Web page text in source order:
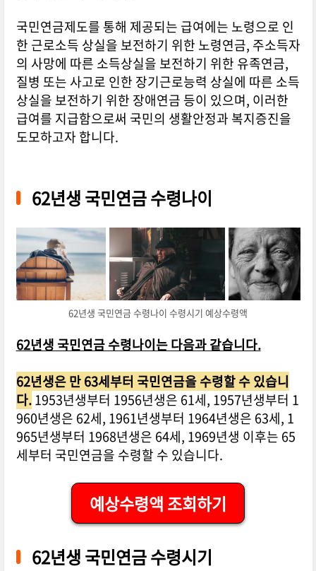
국민연금제도를 통해 제공되는 급여에는 노령으로 인
한 근로소득 상실을 보전하기 위한 노령연금, 주소득자
의 사망에 따른 소득상실을 보전하기 위한 유족연금,
질병 또는 사고로 인한 장기근로능력 상실에 따른 소득
상실을 보전하기 위한 장애연금 등이 있으며, 이러한
급여를 지급함으로써 국민의 생활안정과 복지증진을
도모하고자 합니다.
62년생 국민연금 수령나이
62년생 국민연금 수령나이 수령시기 예상수령액
62년생 국민연금 수령나이는 다음과 같습니다.
62년생은 만 63세부터 국민연금을 수령할 수 있습니
다.1953년생부터 1956년생은 61세, 1957년생부터 1
960년생은 62세, 1961년생부터 1964년생은 63세, 1
965년생부터 1968년생은 64세, 1969년생 이후는 65
세부터 국민연금을 수령할 수 있습니다.
예상수령액 조회하기
62년생 국민연금 수령시기